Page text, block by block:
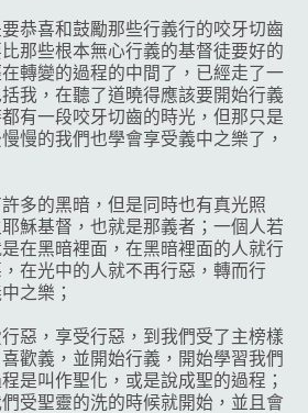
恭喜和鼓勵那些行義行的咬牙切齒
那些根本無心行義的基督徒要好的
轉變的過程的中間了，已經走了一
我，在聽了道曉得應該要開始行義
有一段咬牙切齒的時光，但那只是
慢的我們也學會享受義中之樂了，
多的黑暗，但是同時也有真光照
穌基督，也就是那義者；一個人若
在黑暗裡面，在黑暗裡面的人就行
在光中的人就不再行惡，轉而行
之樂；
惡，享受行惡，到我們受了主榜樣
歡義，並開始行義，開始學習我們
是叫作聖化，或是說成聖的過程；
受聖靈的洗的時候就開始，並且會